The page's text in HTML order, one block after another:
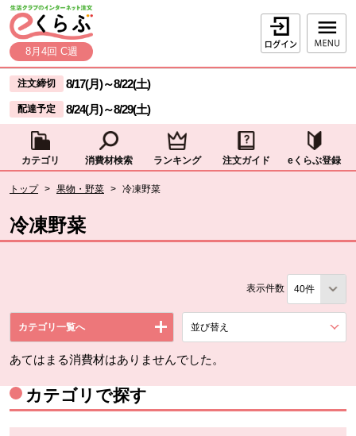
ページの先頭です。
本文へジャンプする。
8月4回 C週
ログイン
ここからサイト内共通メニューです。
サイト内共通メニューをスキップする
注文締切 8/17(月)～8/22(土)
配達予定 8/24(月)～8/29(土)
カテゴリ 消費材検索 ランキング 注文ガイド eくらぶ登録
トップ > 果物・野菜 > 冷凍野菜
冷凍野菜
表示件数
カテゴリ一覧へ 並び替え
あてはまる消費材はありませんでした。
カテゴリで探す